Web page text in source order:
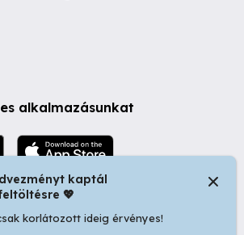
alkalmazásunkat
kaptál
💖
korlátozott ideig érvényes!